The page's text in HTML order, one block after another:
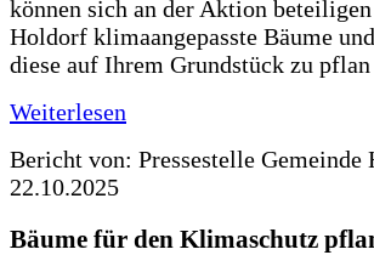
können sich an der Aktion
Holdorf klimaangepasste Bäume
diese auf Ihrem Grundstück zu pflan
Weiterlesen
Bericht von: Pressestelle Gemeinde
22.10.2025
Bäume für den Klimaschutz